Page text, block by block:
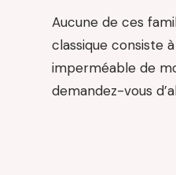
Aucune de ces
classique consiste
imperméable de
demandez-vous